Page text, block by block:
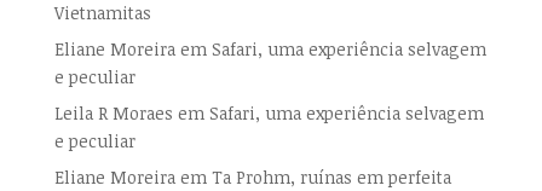
Vietnamitas
Eliane Moreiraem Safari, uma experiência selvagem
e peculiar
Leila R Moraes em Safari, uma experiência selvagem
e peculiar
Eliane Moreiraem Ta Prohm, ruínas em perfeita